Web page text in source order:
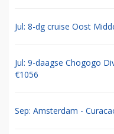
Jul: 8-dg cruise Oost
Jul: 9-daagse Chogogo
€1056
Sep: Amsterdam -